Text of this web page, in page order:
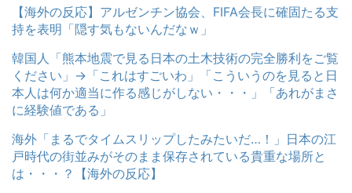
【海外の反応】アルゼンチン協会、FIFA会長に確固たる支
持を表明「隠す気もないんだなｗ」
韓国人「熊本地震で見る日本の土木技術の完全勝利をご覧
ください」→「これはすごいわ」「こういうのを見ると日
本人は何か適当に作る感じがしない・・・」「あれがまさ
に経験値である」
海外「まるでタイムスリップしたみたいだ…！」日本の江
戸時代の街並みがそのまま保存されている貴重な場所と
は・・・？【海外の反応】